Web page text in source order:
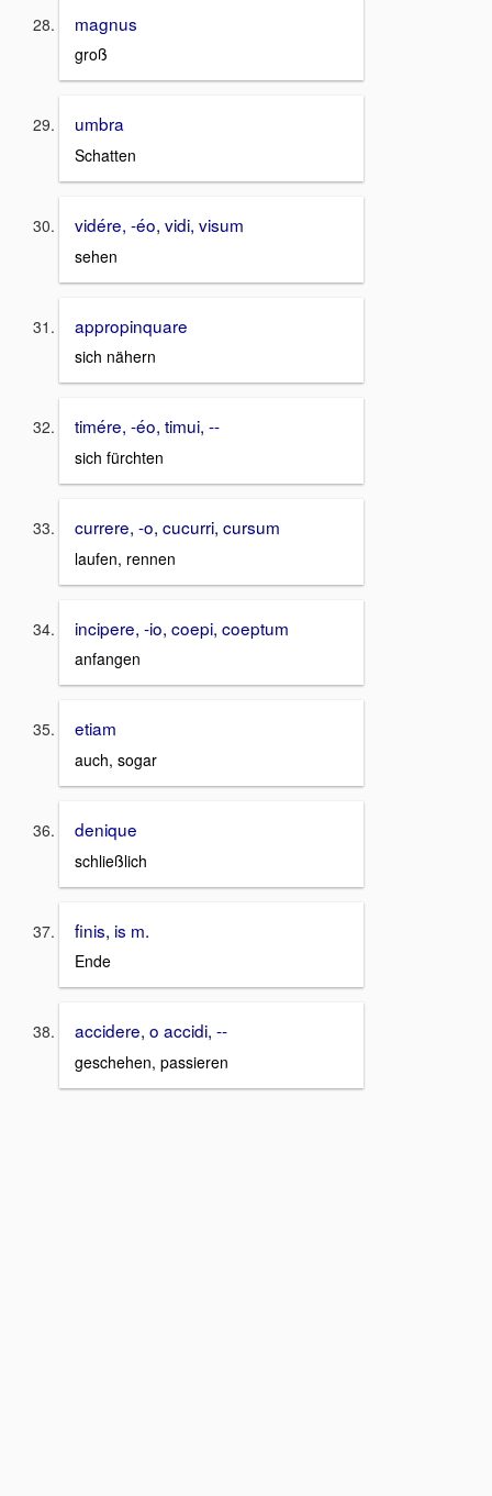
magnus
groß
umbra
Schatten
vidére, -éo, vidi, visum
sehen
appropinquare
sich nähern
timére, -éo, timui, --
sich fürchten
currere, -o, cucurri, cursum
laufen, rennen
incipere, -io, coepi, coeptum
anfangen
etiam
auch, sogar
denique
schließlich
finis, is m.
Ende
accidere, o accidi, --
geschehen, passieren